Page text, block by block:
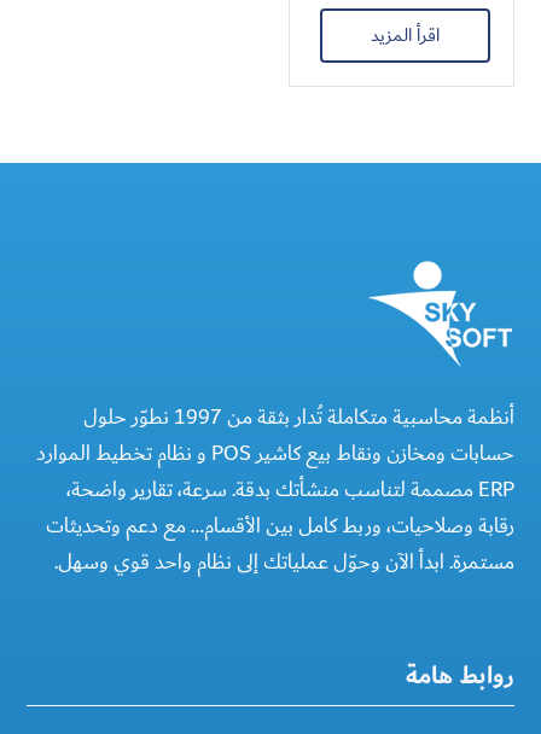
اقرأ المزيد
أنظمة محاسبية متكاملة تُدار بثقة من 1997 نطوّر حلول
حسابات ومخازن ونقاط بيع كاشير POS و نظام تخطيط الموارد
ERP مصممة لتناسب منشأتك بدقة. سرعة، تقارير واضحة،
رقابة وصلاحيات، وربط كامل بين الأقسام… مع دعم وتحديثات
مستمرة. ابدأ الآن وحوّل عملياتك إلى نظام واحد قوي وسهل.
روابط هامة